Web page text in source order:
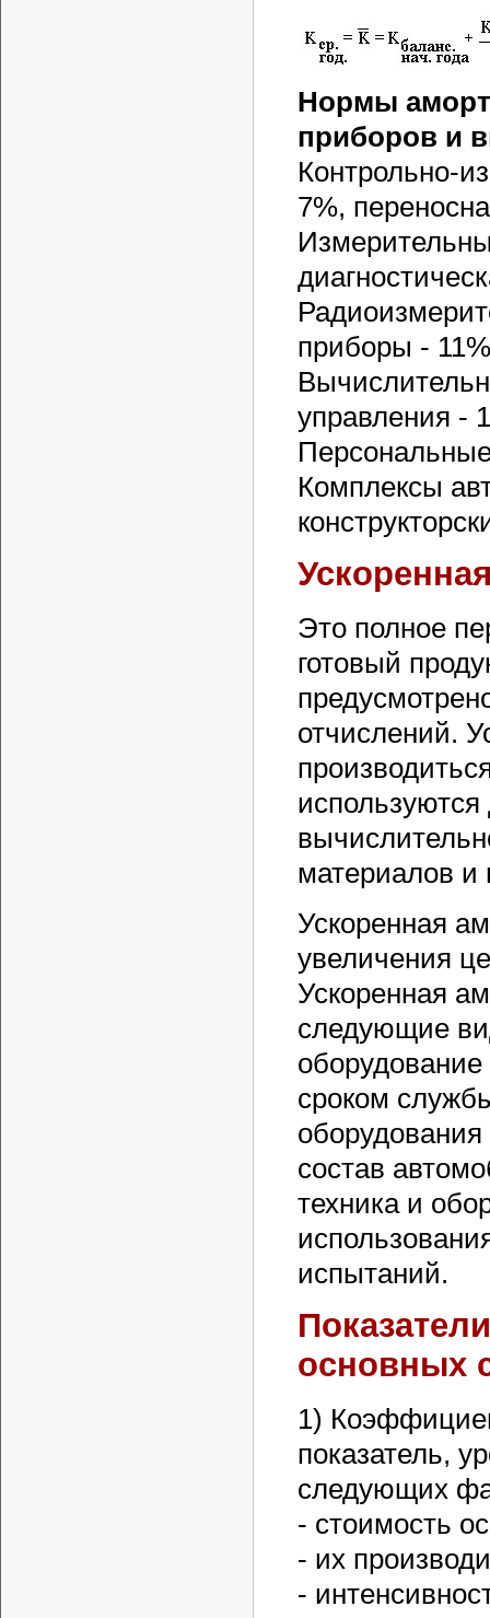
Нормы
приборов и
Контрольно-
7%,
приборы -
управления -
Комплексы
Это полное
готовый
отчислений.
материалов и
Ускоренная
увеличения
Ускоренная
следующие
сроком
состав
техника и
испытаний.
основных
1)
показатель,
следующих
- стоимость
- их
-